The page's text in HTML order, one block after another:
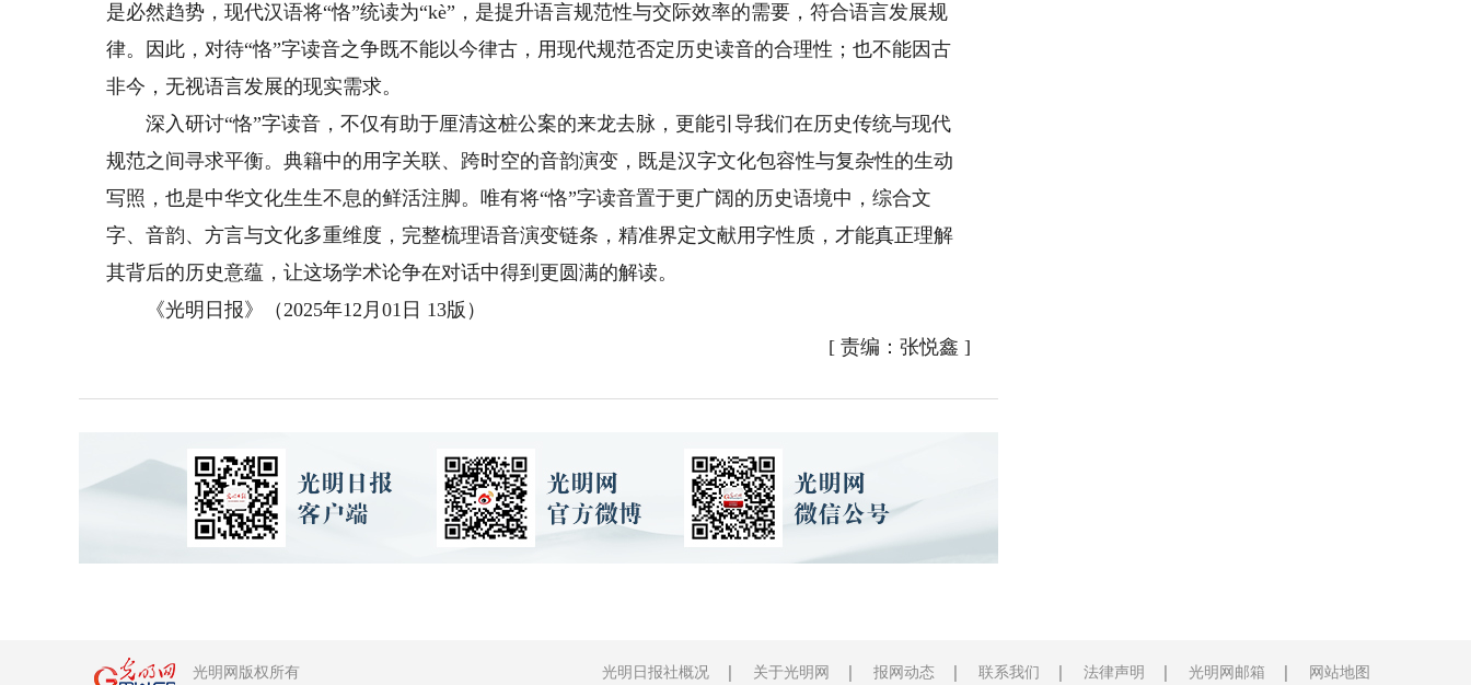
是必然趋势，现代汉语将“恪”统读为“kè”，是提升语言规范性与交际效率的需要，符合语言发展规
律。因此，对待“恪”字读音之争既不能以今律古，用现代规范否定历史读音的合理性；也不能因古
非今，无视语言发展的现实需求。
深入研讨“恪”字读音，不仅有助于厘清这桩公案的来龙去脉，更能引导我们在历史传统与现代
规范之间寻求平衡。典籍中的用字关联、跨时空的音韵演变，既是汉字文化包容性与复杂性的生动
写照，也是中华文化生生不息的鲜活注脚。唯有将“恪”字读音置于更广阔的历史语境中，综合文
字、音韵、方言与文化多重维度，完整梳理语音演变链条，精准界定文献用字性质，才能真正理解
其背后的历史意蕴，让这场学术论争在对话中得到更圆满的解读。
《光明日报》（2025年12月01日 13版）
[ 责编：张悦鑫 ]
光明网版权所有 光明日报社概况 关于光明网 报网动态 联系我们 法律声明 光明网邮箱 网站地图